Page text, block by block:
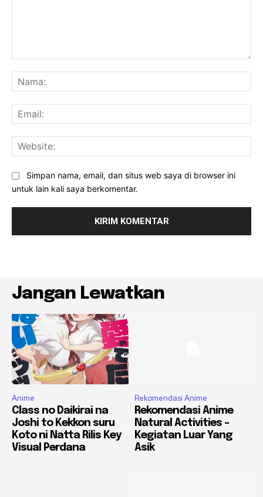
Simpan nama, email, dan situs web saya di browser ini
untuk lain kali saya berkomentar.
Jangan Lewatkan
Anime
Class no Daikirai na
Joshi to Kekkon suru
Koto ni Natta Rilis Key
Visual Perdana
Rekomendasi Anime
Rekomendasi Anime
Natural Activities –
Kegiatan Luar Yang
Asik